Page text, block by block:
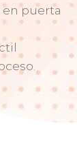
puerta